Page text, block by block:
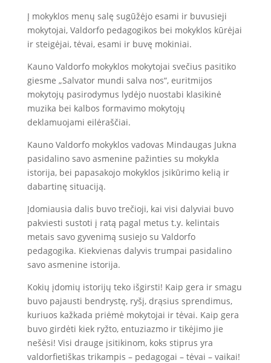
Į mokyklos menų salę sugūžėjo esami ir buvusieji
mokytojai, Valdorfo pedagogikos bei mokyklos kūrėjai
ir steigėjai, tėvai, esami ir buvę mokiniai.
Kauno Valdorfo mokyklos mokytojai svečius pasitiko
giesme „Salvator mundi salva nos“, euritmijos
mokytojų pasirodymus lydėjo nuostabi klasikinė
muzika bei kalbos formavimo mokytojų
deklamuojami eilėraščiai.
Kauno Valdorfo mokyklos vadovas Mindaugas Jukna
pasidalino savo asmenine pažinties su mokykla
istorija, bei papasakojo mokyklos įsikūrimo kelią ir
dabartinę situaciją.
Įdomiausia dalis buvo trečioji, kai visi dalyviai buvo
pakviesti sustoti į ratą pagal metus t.y. kelintais
metais savo gyvenimą susiejo su Valdorfo
pedagogika. Kiekvienas dalyvis trumpai pasidalino
savo asmenine istorija.
Kokių įdomių istorijų teko išgirsti! Kaip gera ir smagu
buvo pajausti bendrystę, ryšį, drąsius sprendimus,
kuriuos kažkada priėmė mokytojai ir tėvai. Kaip gera
buvo girdėti kiek ryžto, entuziazmo ir tikėjimo jie
nešėsi! Visi drauge įsitikinom, koks stiprus yra
valdorfietiškas trikampis – pedagogai – tėvai – vaikai!